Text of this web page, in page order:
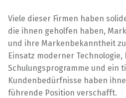
Viele dieser Firmen haben
die ihnen geholfen haben,
und ihre Markenbekanntheit
Einsatz moderner
Schulungsprogramme und ein
Kundenbedürfnisse haben
führende Position verschafft.